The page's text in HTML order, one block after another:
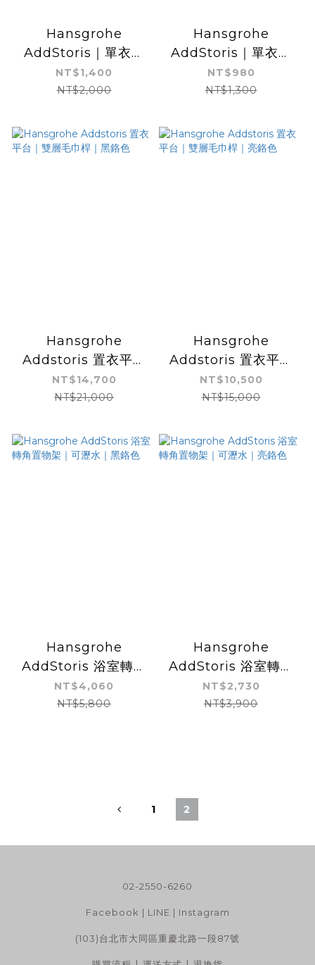
Hansgrohe
AddStoris｜單衣勾
｜掛勾｜黑鉻色
NT$1,400
NT$2,000
Hansgrohe
AddStoris｜單衣勾
｜掛勾｜亮鉻色
NT$980
NT$1,300
Hansgrohe
Addstoris 置衣平台
｜雙層毛巾桿｜黑鉻色
NT$14,700
NT$21,000
Hansgrohe
Addstoris 置衣平台
｜雙層毛巾桿｜亮鉻色
NT$10,500
NT$15,000
Hansgrohe
AddStoris 浴室轉角
置物架｜可瀝水｜黑鉻
色
NT$4,060
NT$5,800
Hansgrohe
AddStoris 浴室轉角
置物架｜可瀝水｜亮鉻
色
NT$2,730
NT$3,900
1 2
02-2550-6260
Facebook | LINE | Instagram
(103)台北市大同區重慶北路一段87號